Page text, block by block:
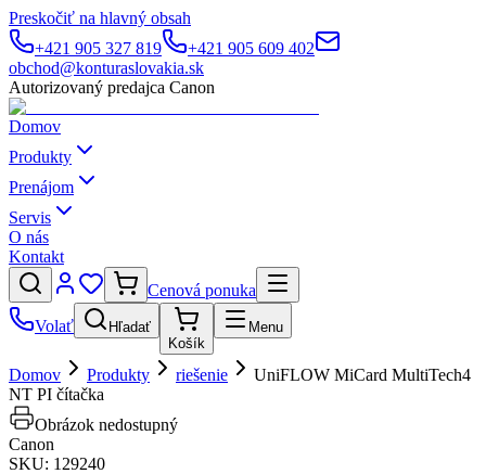
Preskočiť na hlavný obsah
+421 905 327 819
+421 905 609 402
obchod@konturaslovakia.sk
Autorizovaný predajca Canon
Domov
Produkty
Prenájom
Servis
O nás
Kontakt
Cenová ponuka
Volať
Hľadať
Košík
Menu
Domov Produkty riešenie
UniFLOW MiCard MultiTech4
NT PI čítačka
Obrázok nedostupný
Canon
SKU: 129240